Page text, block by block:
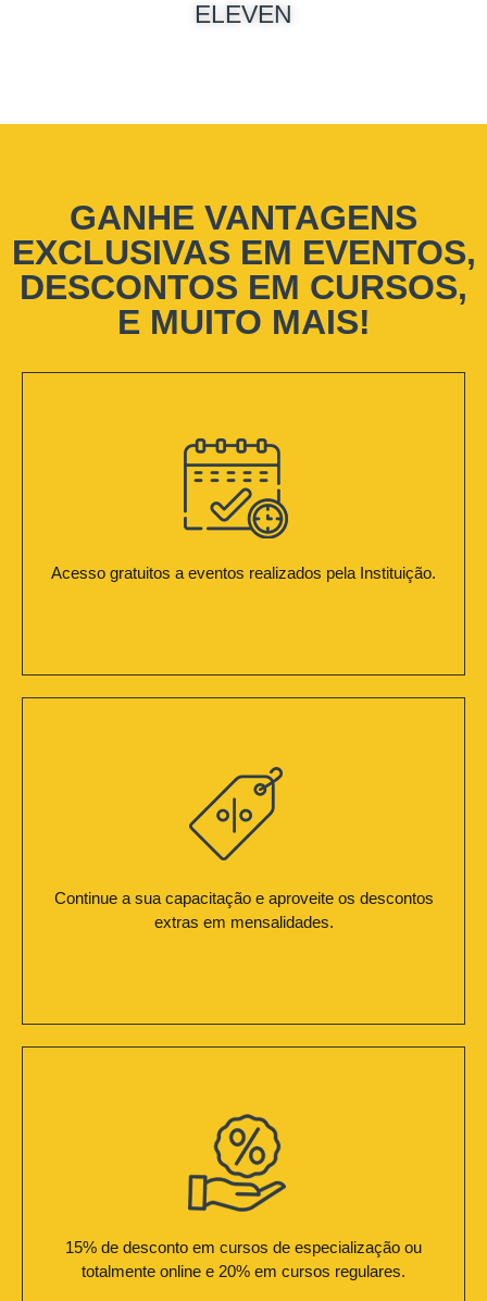
ELEVEN
GANHE VANTAGENS
EXCLUSIVAS EM EVENTOS,
DESCONTOS EM CURSOS,
E MUITO MAIS!
Acesso gratuitos a eventos realizados pela Instituição.
Continue a sua capacitação e aproveite os descontos
extras em mensalidades.
15% de desconto em cursos de especialização ou
totalmente online e 20% em cursos regulares.